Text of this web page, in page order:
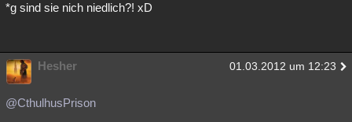
*g sind sie nich niedlich?! xD
Hesher 01.03.2012 um 12:23
@CthulhusPrison